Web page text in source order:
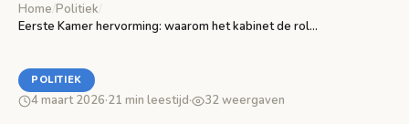
Home Politiek
Eerste Kamer hervorming: waarom het kabinet de rol…
POLITIEK
4 maart 2026·21 min leestijd· 32 weergaven